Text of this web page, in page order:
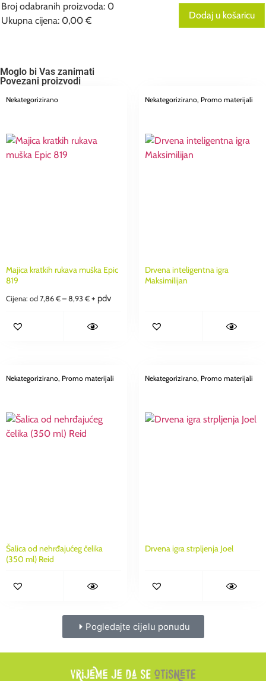
Broj odabranih proizvoda: 0
Ukupna cijena: 0,00 €
Your
total
0,00 €
Dodaj u košaricu
Moglo bi Vas zanimati
Povezani proizvodi
Nekategorizirano
Majica kratkih rukava muška Epic
819
Cijena: od 7,86 € – 8,93 € + pdv
Nekategorizirano, Promo materijali
Drvena inteligentna igra
Maksimilijan
Nekategorizirano, Promo materijali
Šalica od nehrđajućeg čelika
(350 ml) Reid
Nekategorizirano, Promo materijali
Drvena igra strpljenja Joel
Pogledajte cijelu ponudu